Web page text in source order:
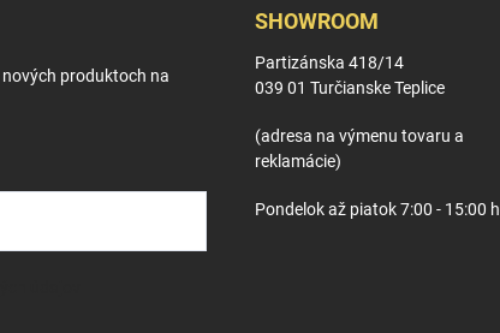
produktoch na
SHOWROOM
Partizánska 418/14
039 01 Turčianske Teplice
(adresa na výmenu tovaru a
reklamácie)
Pondelok až piatok 7:00 - 15:00